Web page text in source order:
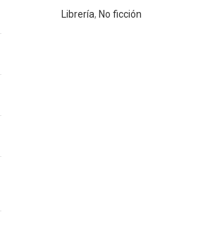
creativa*
Librería, No ficción